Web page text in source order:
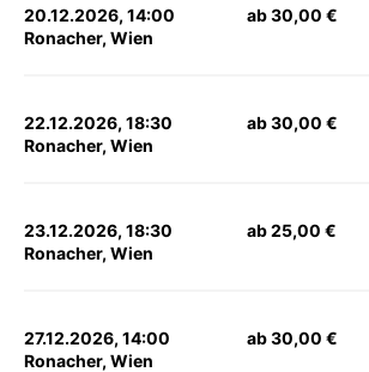
20.12.2026, 14:00
Ronacher, Wien
ab 30,00 €
22.12.2026, 18:30
Ronacher, Wien
ab 30,00 €
23.12.2026, 18:30
Ronacher, Wien
ab 25,00 €
27.12.2026, 14:00
Ronacher, Wien
ab 30,00 €